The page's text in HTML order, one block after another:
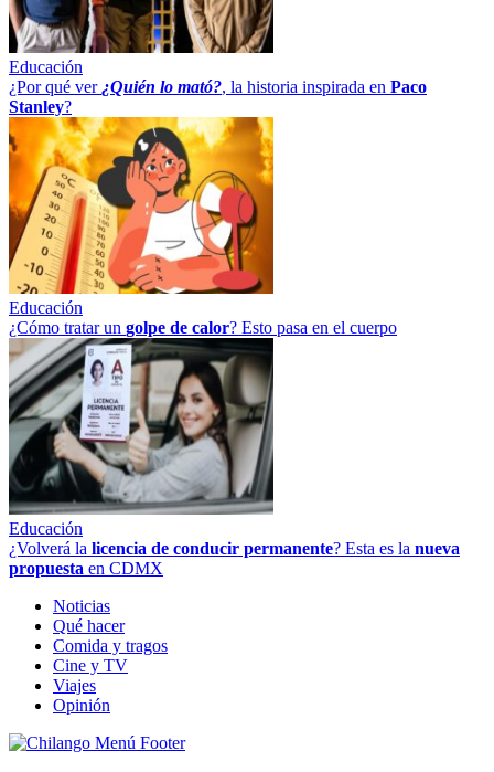
Educación
¿Por qué ver ¿Quién lo mató?, la historia inspirada en Paco
Stanley?
Educación
¿Cómo tratar un golpe de calor? Esto pasa en el cuerpo
Educación
¿Volverá la licencia de conducir permanente? Esta es la nueva
propuesta en CDMX
Noticias
Qué hacer
Comida y tragos
Cine y TV
Viajes
Opinión